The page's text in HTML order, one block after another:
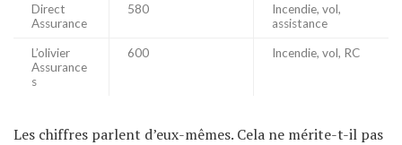
Direct
Assurance
580
Incendie, vol,
assistance
L’olivier
Assurance
s
600 Incendie, vol, RC
Les chiffres parlent d’eux-mêmes. Cela ne mérite-t-il pas